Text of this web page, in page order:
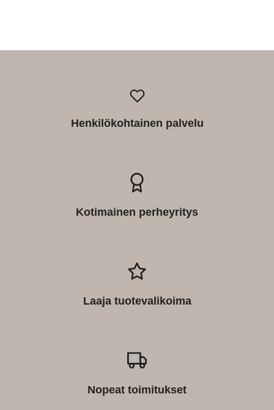
Henkilökohtainen palvelu
Kotimainen perheyritys
Laaja tuotevalikoima
Nopeat toimitukset